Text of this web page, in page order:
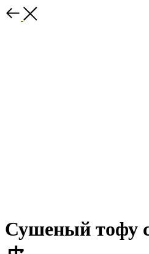
Сушеный тофу